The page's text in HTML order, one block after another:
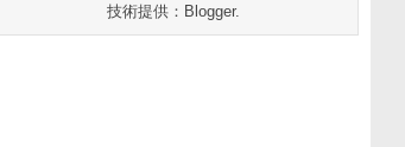
技術提供： Blogger.